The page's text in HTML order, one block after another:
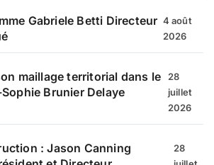
Gabriele Betti Directeur 4 août
2026
maillage territorial dans le
Brunier Delaye
28
juillet
2026
: Jason Canning
28